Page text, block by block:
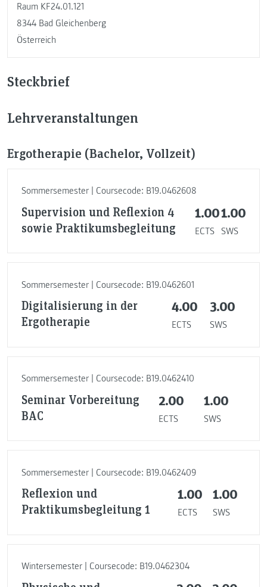
Raum KF24.01.121
8344 Bad Gleichenberg
Österreich
Steckbrief
Lehrveranstaltungen
Ergotherapie (Bachelor, Vollzeit)
Sommersemester | Coursecode: B19.0462608
Supervision und Reflexion 4
sowie Praktikumsbegleitung
1.00
ECTS
1.00
SWS
Sommersemester | Coursecode: B19.0462601
Digitalisierung in der
Ergotherapie
4.00
ECTS
3.00
SWS
Sommersemester | Coursecode: B19.0462410
Seminar Vorbereitung
BAC
2.00
ECTS
1.00
SWS
Sommersemester | Coursecode: B19.0462409
Reflexion und
Praktikumsbegleitung 1
1.00
ECTS
1.00
SWS
Wintersemester | Coursecode: B19.0462304